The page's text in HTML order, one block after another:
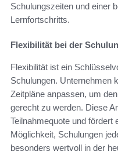
Schulungszeiten und einer
Lernfortschritts.
Flexibilität bei der
Flexibilität ist ein
Schulungen. Unternehmen
Zeitpläne anpassen, um
gerecht zu werden. Diese
Teilnahmequote und fördert
Möglichkeit, Schulungen
besonders wertvoll in der